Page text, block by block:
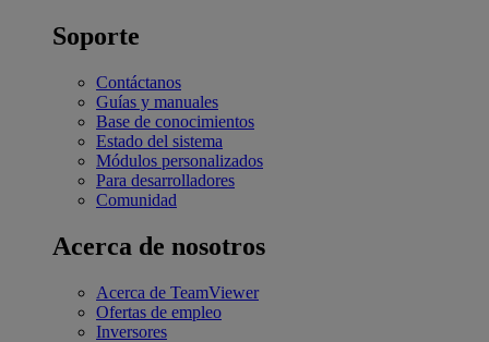
Soporte
Contáctanos
Guías y manuales
Base de conocimientos
Estado del sistema
Módulos personalizados
Para desarrolladores
Comunidad
Acerca de nosotros
Acerca de TeamViewer
Ofertas de empleo
Inversores